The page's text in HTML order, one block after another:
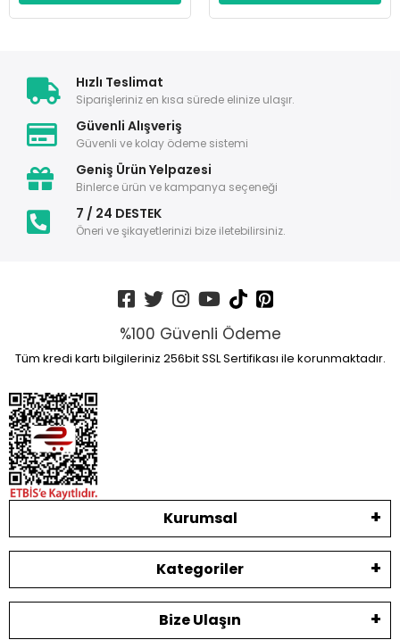
Hızlı Teslimat
Siparişleriniz en kısa sürede elinize ulaşır.
Güvenli Alışveriş
Güvenli ve kolay ödeme sistemi
Geniş Ürün Yelpazesi
Binlerce ürün ve kampanya seçeneği
7 / 24 DESTEK
Öneri ve şikayetlerinizi bize iletebilirsiniz.
%100 Güvenli Ödeme
Tüm kredi kartı bilgileriniz 256bit SSL Sertifikası ile korunmaktadır.
Kurumsal
Kategoriler
Bize Ulaşın